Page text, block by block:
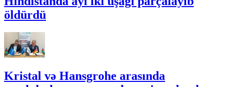
öldürdü
Kristal və Hansgrohe arasında